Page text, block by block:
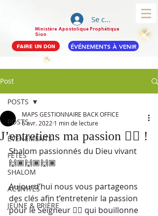
Ministère Apostolique Prophétique
Sion
Se connecter
FAIRE UN DON ÉVÉNEMENTS À VENIR
Post
POSTS
ÉVÉNEMENTS
FÊTES
SHALOM
ACTIVITÉS
JEÛNE & PRIÈRE
POSTS
J’entretiens ma passion ❤️‍🔥 !
MAPS GESTIONNAIRE BACK OFFICE
6 avr. 2022 1 min de lecture
Shalom passionnés du Dieu vivant
🙌🏾🙌🏾🙌🏾
Aujourd’hui nous vous partageons
des clés afin t’entretenir la passion
pour le Seigneur ❤️‍🔥 qui bouillonne